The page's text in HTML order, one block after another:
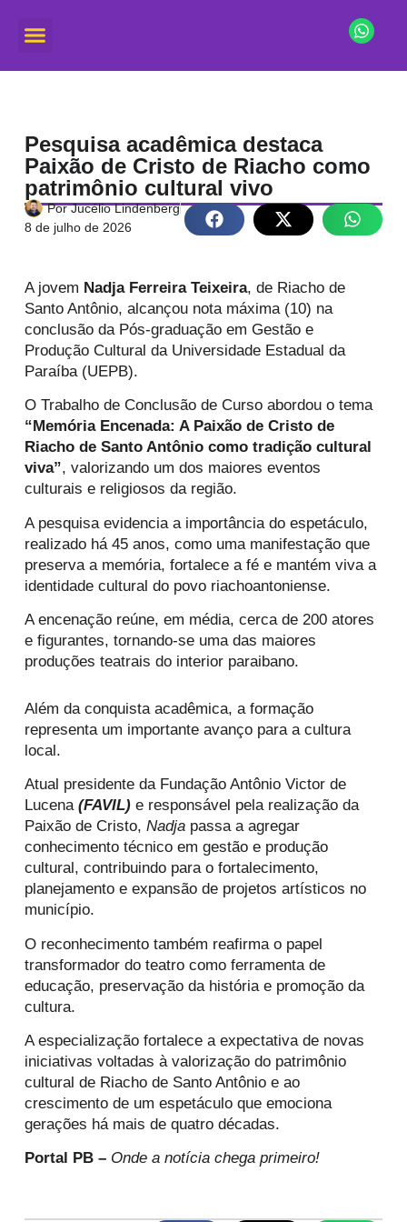
Pesquisa acadêmica destaca
Paixão de Cristo de Riacho como
patrimônio cultural vivo
PorJucélio Lindenberg
8 de julho de 2026
A jovem Nadja Ferreira Teixeira, de Riacho de
Santo Antônio, alcançou nota máxima (10) na
conclusão da Pós-graduação em Gestão e
Produção Cultural da Universidade Estadual da
Paraíba (UEPB).
O Trabalho de Conclusão de Curso abordou o tema
“Memória Encenada: A Paixão de Cristo de
Riacho de Santo Antônio como tradição cultural
viva”, valorizando um dos maiores eventos
culturais e religiosos da região.
A pesquisa evidencia a importância do espetáculo,
realizado há 45 anos, como uma manifestação que
preserva a memória, fortalece a fé e mantém viva a
identidade cultural do povo riachoantoniense.
A encenação reúne, em média, cerca de 200 atores
e figurantes, tornando-se uma das maiores
produções teatrais do interior paraibano.
Além da conquista acadêmica, a formação
representa um importante avanço para a cultura
local.
Atual presidente da Fundação Antônio Victor de
Lucena(FAVIL) e responsável pela realização da
Paixão de Cristo,Nadja passa a agregar
conhecimento técnico em gestão e produção
cultural, contribuindo para o fortalecimento,
planejamento e expansão de projetos artísticos no
município.
O reconhecimento também reafirma o papel
transformador do teatro como ferramenta de
educação, preservação da história e promoção da
cultura.
A especialização fortalece a expectativa de novas
iniciativas voltadas à valorização do patrimônio
cultural de Riacho de Santo Antônio e ao
crescimento de um espetáculo que emociona
gerações há mais de quatro décadas.
Portal PB – Onde a notícia chega primeiro!